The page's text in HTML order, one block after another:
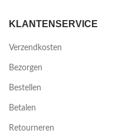
KLANTENSERVICE
Verzendkosten
Bezorgen
Bestellen
Betalen
Retourneren